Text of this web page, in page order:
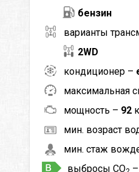
бензин
варианты
2WD
кондиционер –
максимальная
мощность – 92
мин. возраст
мин. стаж
выбросы CO
–